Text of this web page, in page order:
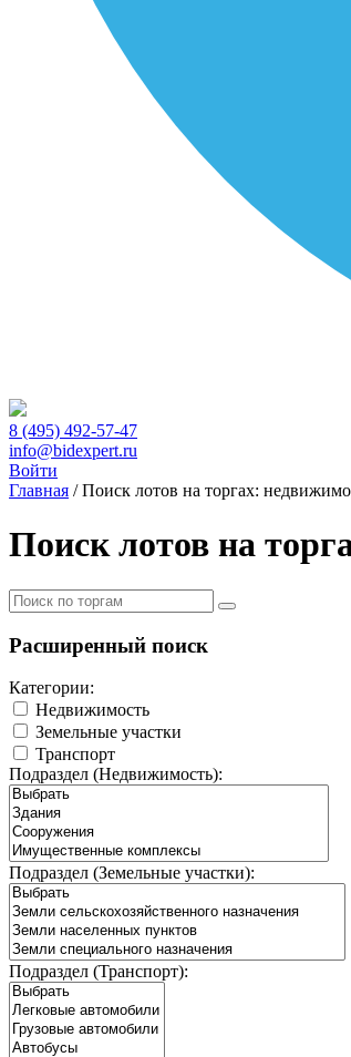
8 (495) 492-57-47
info@bidexpert.ru
Войти
Главная /Поиск лотов на торгах:
Поиск лотов на
Расширенный поиск
Категории:
Недвижимость
Земельные участки
Транспорт
Подраздел (Недвижимость):
Подраздел (Земельные участки):
Подраздел (Транспорт):